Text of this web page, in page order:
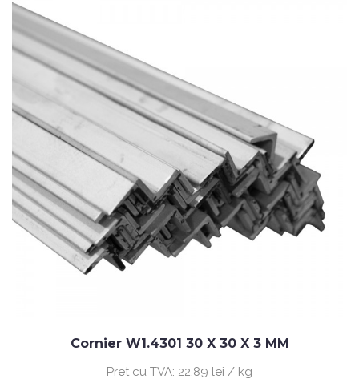
Cornier W1.4301 30 X 30 X 3 MM
Pret cu TVA: 22.89 lei / kg